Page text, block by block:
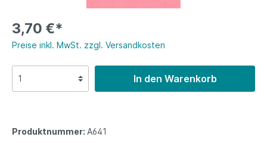
3,70 €*
Preise inkl. MwSt. zzgl. Versandkosten
In den Warenkorb
Produktnummer: A641